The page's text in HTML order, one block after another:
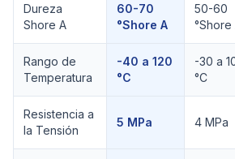
Dureza
Shore A
60-70
°Shore A
50-60
°Shore
Rango de
Temperatura
-40 a 120
°C
-30 a
°C
Resistencia a
la Tensión
5 MPa 4 MPa